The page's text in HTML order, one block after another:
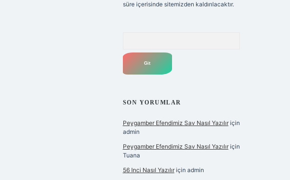
süre içerisinde sitemizden kaldırılacaktır.
SON YORUMLAR
Peygamber Efendimiz Sav Nasıl Yazılıriçin
admin
Peygamber Efendimiz Sav Nasıl Yazılıriçin
Tuana
56 Inci Nasıl Yazılıriçin admin